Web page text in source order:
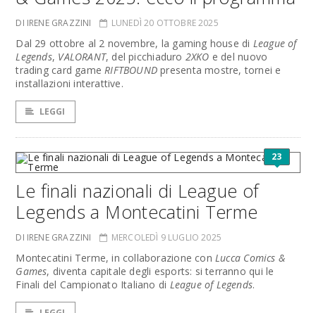
DI IRENE GRAZZINI LUNEDÌ 20 OTTOBRE 2025
Dal 29 ottobre al 2 novembre, la gaming house di League of
Legends, VALORANT, del picchiaduro 2XKO e del nuovo
trading card gameRIFTBOUND presenta mostre, tornei e
installazioni interattive.
LEGGI
23
Le finali nazionali di League of
Legends a Montecatini Terme
DI IRENE GRAZZINI MERCOLEDÌ 9 LUGLIO 2025
Montecatini Terme, in collaborazione conLucca Comics &
Games, diventa capitale degli esports: si terranno qui le
Finali del Campionato Italiano di League of Legends.